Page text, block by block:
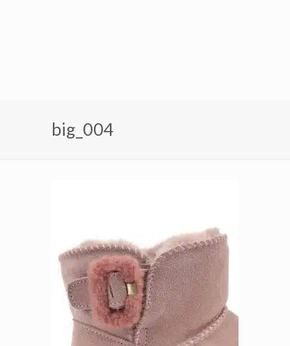
big_004